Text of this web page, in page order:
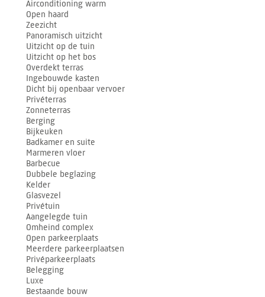
Airconditioning warm
Open haard
Zeezicht
Panoramisch uitzicht
Uitzicht op de tuin
Uitzicht op het bos
Overdekt terras
Ingebouwde kasten
Dicht bij openbaar vervoer
Privéterras
Zonneterras
Berging
Bijkeuken
Badkamer en suite
Marmeren vloer
Barbecue
Dubbele beglazing
Kelder
Glasvezel
Privétuin
Aangelegde tuin
Omheind complex
Open parkeerplaats
Meerdere parkeerplaatsen
Privéparkeerplaats
Belegging
Luxe
Bestaande bouw